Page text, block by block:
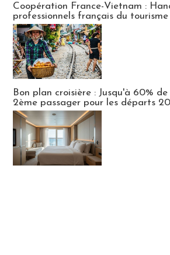
Coopération France-Vietnam :
professionnels français du tourisme
Bon plan croisière : Jusqu'à 60%
2ème passager pour les départs